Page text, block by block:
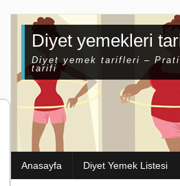
Diyet yemekleri
Diyet yemek tarifleri –
tarifi
Anasayfa Diyet Yemek Listesi